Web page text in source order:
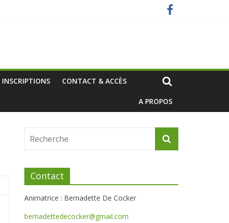
INSCRIPTIONS CONTACT & ACCÈS
A PROPOS
Contact
Animatrice : Bernadette De Cocker
bernadettedecocker@gmail.com